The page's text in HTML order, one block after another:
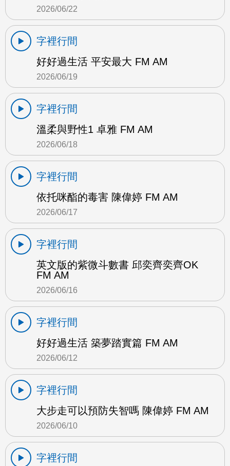
2026/06/22
字裡行間
好好過生活 平安最大 FM AM
2026/06/19
字裡行間
溫柔與野性1 卓雅 FM AM
2026/06/18
字裡行間
依托咪酯的毒害 陳偉婷 FM AM
2026/06/17
字裡行間
英文版的紫微斗數書 邱奕齊奕齊OK
FM AM
2026/06/16
字裡行間
好好過生活 築夢踏實篇 FM AM
2026/06/12
字裡行間
大步走可以預防失智嗎 陳偉婷 FM AM
2026/06/10
字裡行間